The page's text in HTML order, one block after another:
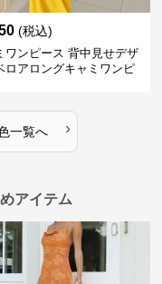
(税込)
ワンピース 背中見せデザ
ロアロングキャミワンピ
一覧へ ›
アイテム